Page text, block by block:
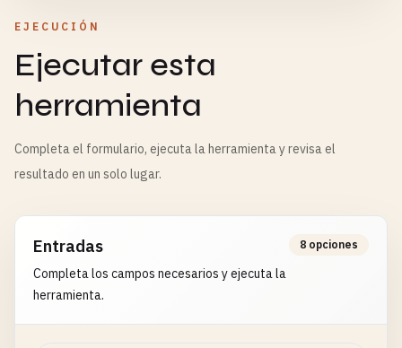
EJECUCIÓN
Ejecutar esta
herramienta
Completa el formulario, ejecuta la herramienta y revisa el
resultado en un solo lugar.
Entradas
Completa los campos necesarios y ejecuta la
herramienta.
8 opciones